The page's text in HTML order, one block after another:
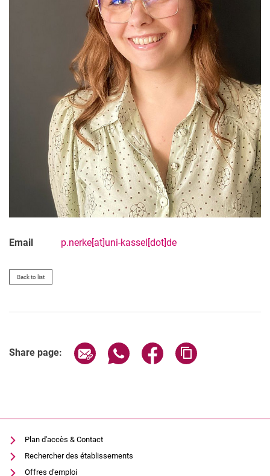
Email p.nerke[at]uni-kassel[dot]de
Back to list
Share page: Share page via email
Share page via WhatsApp
Share page via
Plan d'accès & Contact
Rechercher des établissements
Offres d'emploi